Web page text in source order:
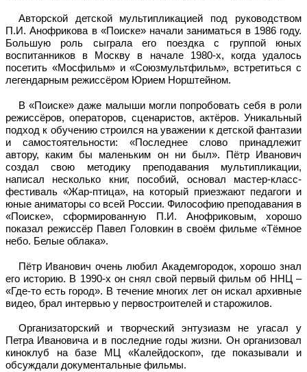
Авторской детской мультипликацией под руководством
П.И. Анофрикова в «Поиске» начали заниматься в 1986 году.
Большую роль сыграла его поездка с группой юных
воспитанников в Москву в начале 1980-х, когда удалось
посетить «Мосфильм» и «Союзмультфильм», встретиться с
легендарным режиссёром Юрием Норштейном.
В «Поиске» даже малыши могли попробовать себя в роли
режиссёров, операторов, сценаристов, актёров. Уникальный
подход к обучению строился на уважении к детской фантазии
и самостоятельности: «Последнее слово принадлежит
автору, каким бы маленьким он ни был». Пётр Иванович
создал свою методику преподавания мультипликации,
написал несколько книг, пособий, основал мастер-класс-
фестиваль «Жар-птица», на который приезжают педагоги и
юные аниматоры со всей России. Философию преподавания в
«Поиске», сформированную П.И. Анофриковым, хорошо
показал режиссёр Павел Головкин в своём фильме «Тёмное
небо. Белые облака».
Пётр Иванович очень любил Академгородок, хорошо знал
его историю. В 1990-х он снял свой первый фильм об ННЦ –
«Где-то есть город». В течение многих лет он искал архивные
видео, брал интервью у первостроителей и старожилов.
Организаторский и творческий энтузиазм не угасал у
Петра Ивановича и в последние годы жизни. Он организовал
киноклуб на базе МЦ «Калейдоскоп», где показывали и
обсуждали документальные фильмы.